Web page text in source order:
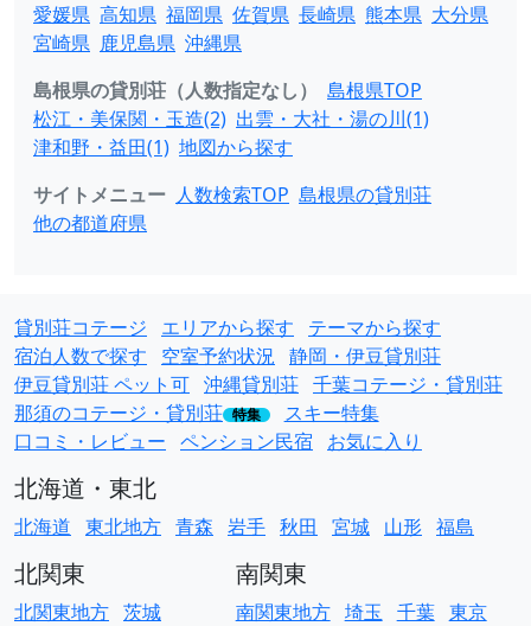
愛媛県 高知県 福岡県 佐賀県 長崎県 熊本県 大分県
宮崎県 鹿児島県 沖縄県
島根県の貸別荘（人数指定なし）
島根県TOP
松江・美保関・玉造(2) 出雲・大社・湯の川(1)
津和野・益田(1) 地図から探す
サイトメニュー 人数検索TOP 島根県の貸別荘
他の都道府県
貸別荘コテージ エリアから探す
テーマから探す
宿泊人数で探す
空室予約状況 静岡・伊豆貸別荘
伊豆貸別荘 ペット可 沖縄貸別荘 千葉コテージ・貸別荘
那須のコテージ・貸別荘 特集
スキー特集
口コミ・レビュー ペンション民宿 お気に入り
北海道・東北
北海道 東北地方 青森 岩手 秋田 宮城 山形 福島
北関東
北関東地方 茨城
南関東
南関東地方 埼玉 千葉 東京